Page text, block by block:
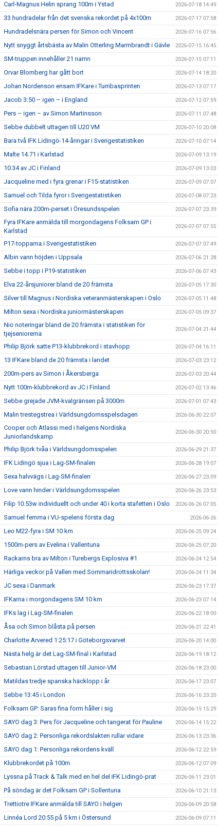
Carl-Magnus Helin sprang 100m i Ystad 2026-07-18 14:49
33 hundradelar från det svenska rekordet på 4x100m 2026-07-17 07:58
Hundradelsnära persen för Simon och Vincent 2026-07-16 07:56
Nytt snyggt årtsbästa av Malin Otterling Marmbrandt i Gävle 2026-07-15 16:45
SM-truppen innehåller 21 namn 2026-07-15 07:11
Orvar Blomberg har gått bort 2026-07-14 18:20
Johan Nordenson ensam IFKare i Tumbasprinten 2026-07-13 07:17
Jacob 3:50 – igen – i England 2026-07-12 07:59
Pers – igen – av Simon Martinsson 2026-07-11 07:48
Sebbe dubbelt uttagen till U20 VM 2026-07-10 20:08
Bara två IFK Lidingö-14-åringar i Sverigestatistiken 2026-07-10 07:14
Malte 14.71 i Karlstad 2026-07-09 13:19
10.34 av JC i Finland 2026-07-09 13:03
Jacqueline med i fyra grenar i F15-statistiken 2026-07-09 07:07
Samuel och Tilda fyror i Sverigestatistiken 2026-07-08 07:23
Sofia nära 200m-perset i Öresundsspelen 2026-07-07 23:39
Fyra IFKare anmälda till morgondagens Folksam GP i
Karlstad
2026-07-07 07:55
P17-topparna i Sverigestatistiken 2026-07-07 07:49
Albin vann höjden i Uppsala 2026-07-06 21:28
Sebbe i topp i P19-statistiken 2026-07-06 07:43
Elva 22-årsjuniorer bland de 20 främsta 2026-07-05 17:30
Silver till Magnus i Nordiska veteranmästerskapen i Oslo 2026-07-05 11:48
Milton sexa i Nordiska juniormästerskapen 2026-07-05 09:37
Nio noteringar bland de 20 främsta i statistiken för
tjejseniorerna
2026-07-04 21:44
Philip Björk satte P13-klubbrekord i stavhopp 2026-07-04 16:11
13 IFKare bland de 20 främsta i landet 2026-07-03 23:12
200m-pers av Simon i Åkersberga 2026-07-03 20:44
Nytt 100m-klubbrekord av JC i Finland 2026-07-02 13:46
Sebbe grejade JVM-kvalgränsen på 3000m 2026-07-01 07:43
Malin trestegstrea i Världsungdomsspelsdagen 2026-06-30 22:07
Cooper och Atlassi med i helgens Nordiska
Juniorlandskamp
2026-06-30 20:50
Philip Björk tvåa i Världsungdomsspelen 2026-06-29 21:37
IFK Lidingö sjua i Lag-SM-finalen 2026-06-28 19:07
Sexa halvvägs i Lag-SM-finalen 2026-06-27 23:09
Love vann hinder i Världsungdomsspelen 2026-06-26 23:53
Filip 10.53w individuellt och under 40 i korta stafetten i Oslo 2026-06-26 07:05
Samuel femma i VU-spelens första dag 2026-06-26
Leo M22-fyra i SM 10 km 2026-06-25 09:24
1500m-pers av Evelina i Vallentuna 2026-06-25 07:20
Rackarns bra av Milton i Turebergs Explosiva #1 2026-06-24 12:54
Härliga veckor på Vallen med Sommaridrottsskolan! 2026-06-24 11:34
JC sexa i Danmark 2026-06-23 17:37
IFKarna i morgondagens SM 10 km 2026-06-23 07:14
IFKs lag i Lag-SM-finalen 2026-06-22 18:00
Åsa och Simon blåsta på persen 2026-06-21 22:41
Charlotte Arvered 1:25:17 i Göteborgsvarvet 2026-06-20 14:00
Nästa helg är det Lag-SM-final i Karlstad 2026-06-19 18:12
Sebastian Lörstad uttagen till Junior-VM 2026-06-18 23:00
Matildas tredje spanska häcklopp i år 2026-06-17 23:07
Sebbe 13:45 i London 2026-06-16 23:20
Folksam GP: Saras fina form håller i sig 2026-06-15 15:29
SAYO dag 3: Pers för Jacqueline och tangerat för Pauline 2026-06-14 15:22
SAYO dag 2: Personliga rekordslakten rullar vidare 2026-06-13 23:36
SAYO dag 1: Personliga rekordens kväll 2026-06-12 22:59
Klubbrekordet på 100m 2026-06-12 07:09
Lyssna på Track & Talk med en hel del IFK Lidingö-prat 2026-06-11 23:01
På söndag är det Folksam GP i Sollentuna 2026-06-10 21:13
Trettiotre IFKare anmälda till SAYO i helgen 2026-06-09 20:58
Linnéa Lord 20:55 på 5 km i Östersund 2026-06-09 07:11